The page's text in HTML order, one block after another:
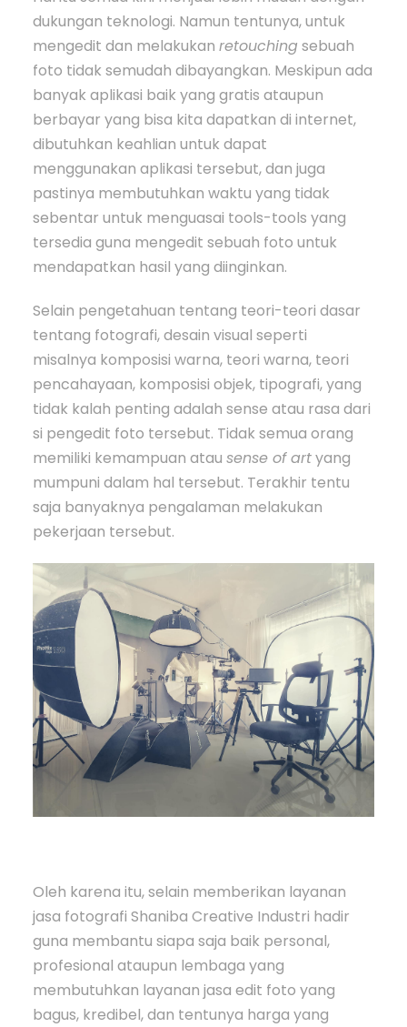
dukungan teknologi. Namun tentunya, untuk
mengedit dan melakukanretouching sebuah
foto tidak semudah dibayangkan. Meskipun ada
banyak aplikasi baik yang gratis ataupun
berbayar yang bisa kita dapatkan di internet,
dibutuhkan keahlian untuk dapat
menggunakan aplikasi tersebut, dan juga
pastinya membutuhkan waktu yang tidak
sebentar untuk menguasai tools-tools yang
tersedia guna mengedit sebuah foto untuk
mendapatkan hasil yang diinginkan.
Selain pengetahuan tentang teori-teori dasar
tentang fotografi, desain visual seperti
misalnya komposisi warna, teori warna, teori
pencahayaan, komposisi objek, tipografi, yang
tidak kalah penting adalah sense atau rasa dari
si pengedit foto tersebut. Tidak semua orang
memiliki kemampuan atausense of artyang
mumpuni dalam hal tersebut. Terakhir tentu
saja banyaknya pengalaman melakukan
pekerjaan tersebut.
Oleh karena itu, selain memberikan layanan
jasa fotografi Shaniba Creative Industri hadir
guna membantu siapa saja baik personal,
profesional ataupun lembaga yang
membutuhkan layanan jasa edit foto yang
bagus, kredibel, dan tentunya harga yang